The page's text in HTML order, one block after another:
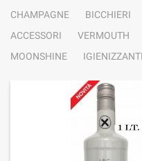
CHAMPAGNE
BICCHIERI
ACCESSORI
VERMOUTH
MOONSHINE
IGIENIZZANTI